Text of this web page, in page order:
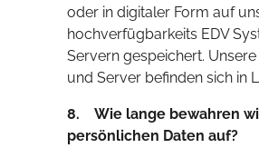
oder in digitaler Form auf
hochverfügbarkeits EDV
Servern gespeichert.
und Server befinden sich in
8. Wie lange bewahren
persönlichen Daten auf?